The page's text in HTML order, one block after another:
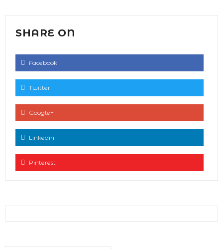
SHARE ON
Facebook
Twitter
Google+
Linkedin
Pinterest